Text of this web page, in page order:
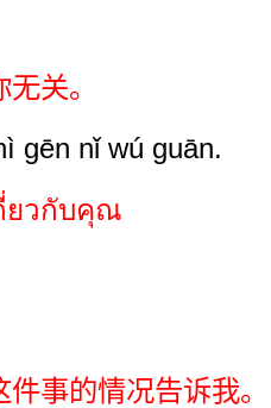
关。
gēn nǐ wú guān.
ยวกับคุณ
事的情况告诉我。